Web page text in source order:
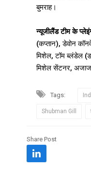
बुमराह।
न्यूजीलैंड टीम के
(कप्तान), डेवोन
मिशेल, टॉम ब्लंडेल
मिशेल सेंटनर,
Tags:
Shubman Gill
Share Post